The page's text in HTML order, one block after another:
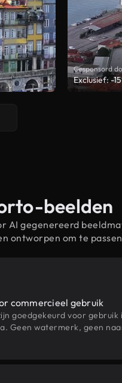
Gesponsord
Exclusief: -
beelden
AI gegenereerd
ontworpen om te
commercieel gebruik
goedgekeurd voor
Geen watermerk, geen